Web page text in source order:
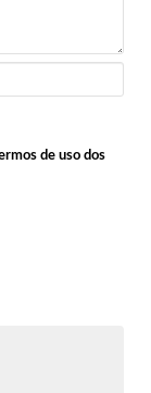
de uso dos